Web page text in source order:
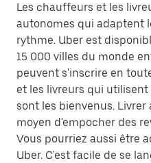
Les chauffeurs et les
autonomes qui adaptent
rythme. Uber est
15 000 villes du monde
peuvent s'inscrire en
et les livreurs qui
sont les bienvenus. Livrer
moyen d'empocher des
Vous pourriez aussi être
Uber. C'est facile de se